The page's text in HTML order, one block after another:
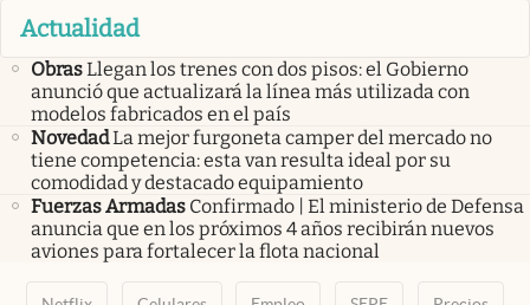
Actualidad
ObrasLlegan los trenes con dos pisos: el Gobierno
anunció que actualizará la línea más utilizada con
modelos fabricados en el país
NovedadLa mejor furgoneta camper del mercado no
tiene competencia: esta van resulta ideal por su
comodidad y destacado equipamiento
Fuerzas Armadas Confirmado | El ministerio de Defensa
anuncia que en los próximos 4 años recibirán nuevos
aviones para fortalecer la flota nacional